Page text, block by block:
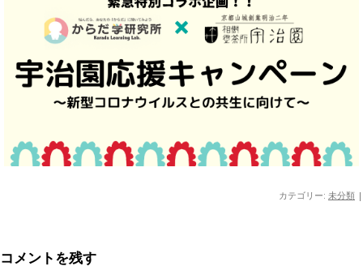
カテゴリー: 未分類 |
コメントを残す